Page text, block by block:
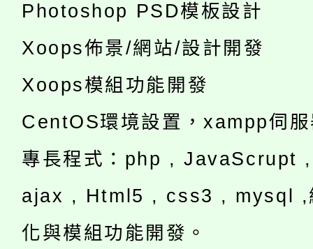
Photoshop PSD模板設計
Xoops佈景/網站/設計開發
Xoops模組功能開發
CentOS環境設置，xampp伺
專長程式：php , JavaScrupt
ajax , Html5 , css3 , mysql ,
化與模組功能開發。